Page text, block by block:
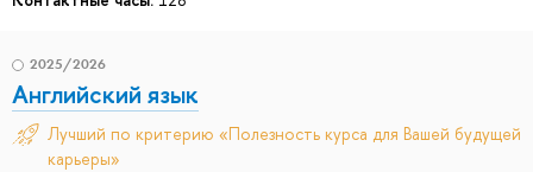
2025/2026
Английский язык
Лучший по критерию «Полезность курса для Вашей будущей
карьеры»